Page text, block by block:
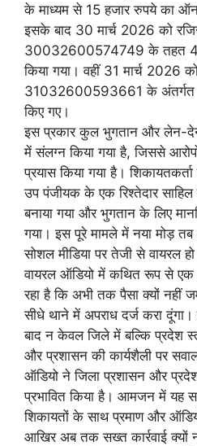
के माध्यम से 15 हजार रुपये का
इसके बाद 30 मार्च 2026 को
30032600574749 के तहत
किया गया। वहीं 31 मार्च 2026
31032600593661 के अंतर्गत
किए गए।
इस प्रकार कुल भुगतान और लेन-
में संलग्न किया गया है, जिससे
प्रयास किया गया है।
उप पंजीयक के एक रिश्तेदार साहिल
बनाया गया और भुगतान के लिए
गया। इस पूरे मामले में नया मोड़
सोशल मीडिया पर तेजी से वायरल हो
वायरल ऑडियो में कथित रूप से एक
रहा है कि अभी तक पैसा क्यों नहीं
सीधे थाने में अपराध दर्ज करा
बाद न केवल जिले में बल्कि प्रदेश
और प्रशासन की कार्यशैली पर
ऑडियो ने जिला प्रशासन और
प्रभावित किया है। आमजन में यह
शिकायतों के साथ प्रमाण और
आखिर अब तक सख्त कार्रवाई क्यों